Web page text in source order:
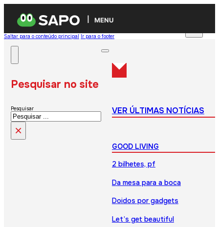
MENU
Saltar para o conteúdo principal Ir para o footer
Pesquisar no site
Pesquisar
×
VER ÚLTIMAS NOTÍCIAS
GOOD LIVING
2 bilhetes, pf
Da mesa para a boca
Doidos por gadgets
Let’s get beautiful